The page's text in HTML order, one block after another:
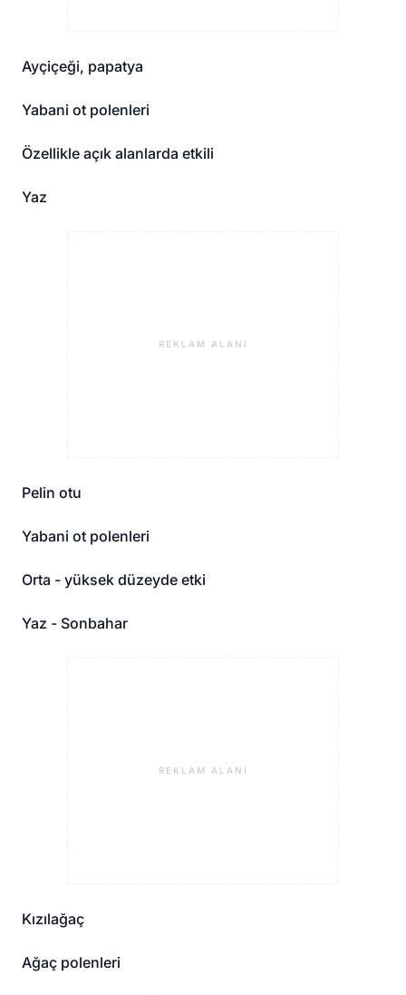
Ayçiçeği, papatya
Yabani ot polenleri
Özellikle açık alanlarda etkili
Yaz
REKLAM ALANI
Pelin otu
Yabani ot polenleri
Orta - yüksek düzeyde etki
Yaz - Sonbahar
REKLAM ALANI
Kızılağaç
Ağaç polenleri